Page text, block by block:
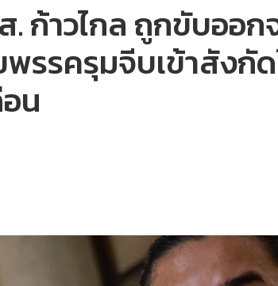
ก้าวไกล ถูกขับออ
รรครุมจีบเข้าสัง
น